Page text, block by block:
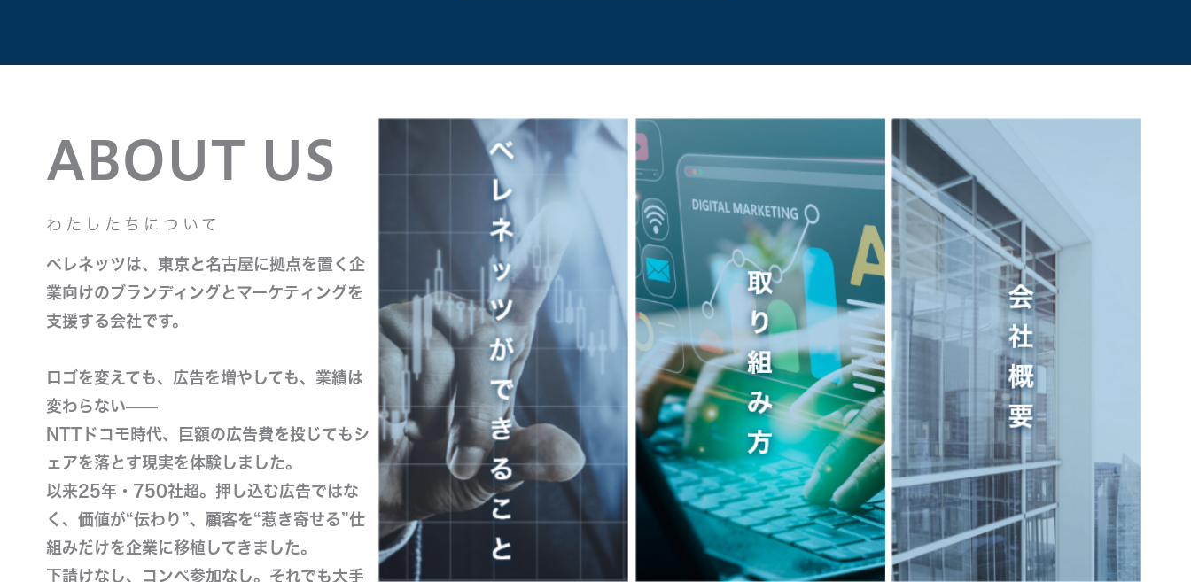
ABOUT US
わたしたちについて
ベレネッツは、東京と名古屋に拠点を置く企
業向けのブランディングとマーケティングを
支援する会社です。
ロゴを変えても、広告を増やしても、業績は
変わらない——
NTTドコモ時代、巨額の広告費を投じてもシ
ェアを落とす現実を体験しました。
以来25年・750社超。押し込む広告ではな
く、価値が“伝わり”、顧客を“惹き寄せる”仕
組みだけを企業に移植してきました。
下請けなし、コンペ参加なし。それでも大手